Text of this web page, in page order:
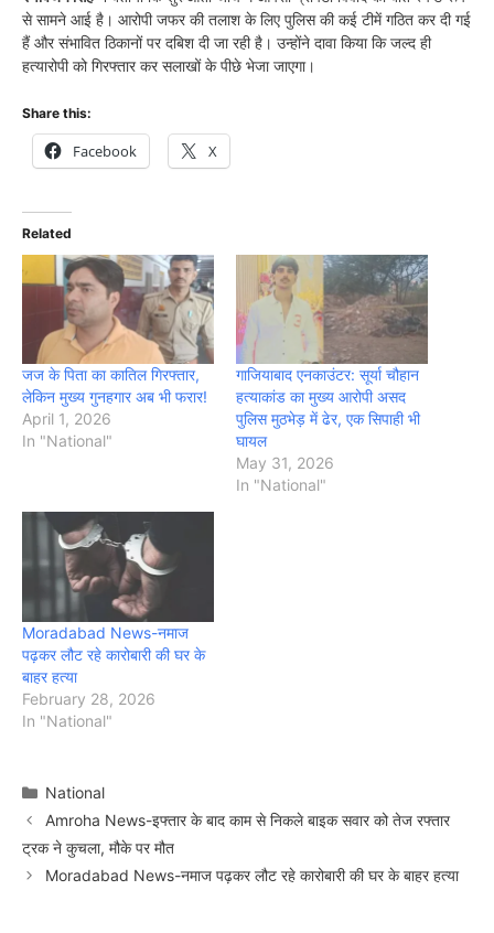
से सामने आई है। आरोपी जफर की तलाश के लिए पुलिस की कई टीमें गठित कर दी गई
हैं और संभावित ठिकानों पर दबिश दी जा रही है। उन्होंने दावा किया कि जल्द ही
हत्यारोपी को गिरफ्तार कर सलाखों के पीछे भेजा जाएगा।
Share this:
Facebook X
Related
जज के पिता का कातिल गिरफ्तार,
लेकिन मुख्य गुनहगार अब भी फरार!
April 1, 2026
In "National"
गाजियाबाद एनकाउंटर: सूर्या चौहान
हत्याकांड का मुख्य आरोपी असद
पुलिस मुठभेड़ में ढेर, एक सिपाही भी
घायल
May 31, 2026
In "National"
Moradabad News-नमाज
पढ़कर लौट रहे कारोबारी की घर के
बाहर हत्या
February 28, 2026
In "National"
Categories
National
Amroha News-इफ्तार के बाद काम से निकले बाइक सवार को तेज रफ्तार
ट्रक ने कुचला, मौके पर मौत
Moradabad News-नमाज पढ़कर लौट रहे कारोबारी की घर के बाहर हत्या